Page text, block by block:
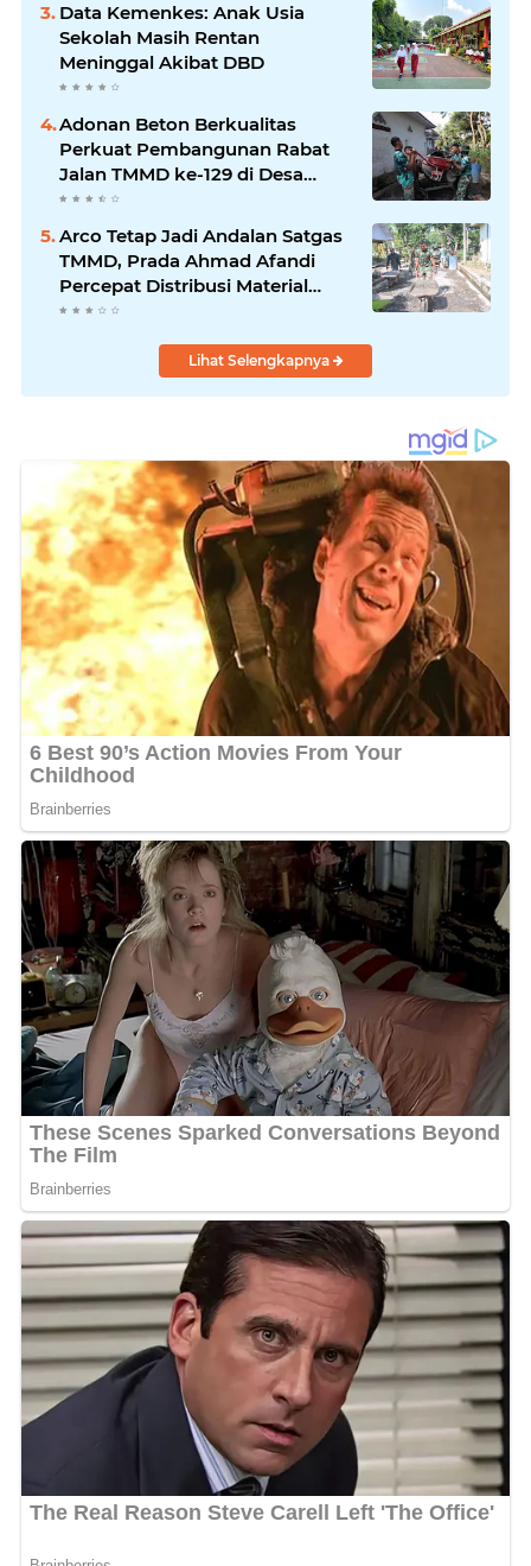
Data Kemenkes: Anak Usia
Sekolah Masih Rentan
Meninggal Akibat DBD
Adonan Beton Berkualitas
Perkuat Pembangunan Rabat
Jalan TMMD ke-129 di Desa
Ledoktempuro
Arco Tetap Jadi Andalan Satgas
TMMD, Prada Ahmad Afandi
Percepat Distribusi Material
Pengecoran
Lihat Selengkapnya